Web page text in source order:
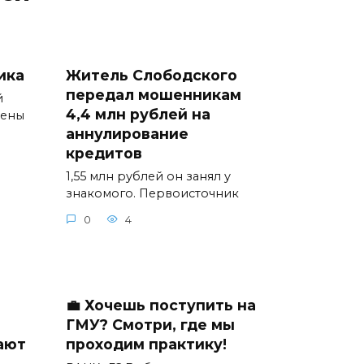
Житель Слободского
передал мошенникам
4,4 млн рублей на
аннулирование
кредитов
1,55 млн рублей он занял у
знакомого. Первоисточник
0 4
💼 Хочешь поступить на
ГМУ? Смотри, где мы
проходим практику!